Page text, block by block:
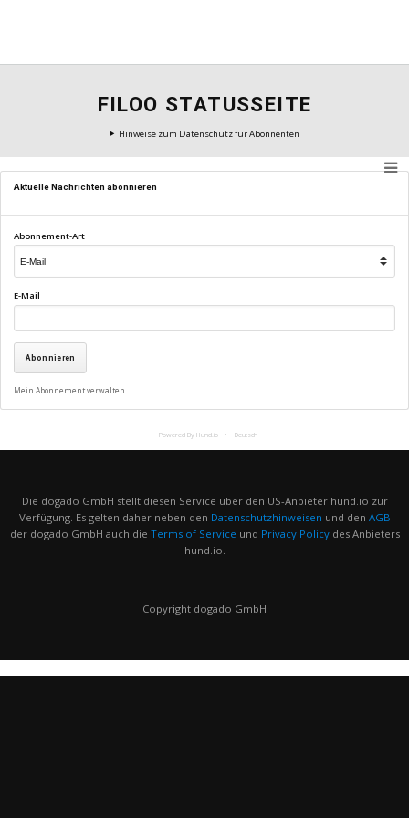
FILOO STATUSSEITE
Hinweise zum Datenschutz für Abonnenten
Aktuelle Nachrichten abonnieren
Abonnement-Art
E-Mail
Mein Abonnement verwalten
Powered By Hund.io Deutsch
Die dogado GmbH stellt diesen Service über den US-Anbieter hund.io zur
Verfügung. Es gelten daher neben den Datenschutzhinweisen und den AGB
der dogado GmbH auch die Terms of Service und Privacy Policydes Anbieters
hund.io.
Copyright dogado GmbH